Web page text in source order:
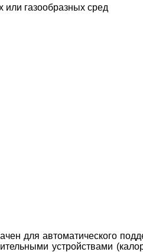
или газообразных сред
для автоматического
устройствами